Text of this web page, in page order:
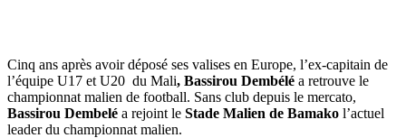
Cinq ans après avoir déposé ses valises en Europe, l’ex-capitain de
l’équipe U17 et U20 du Mali, Bassirou Dembélé a retrouve le
championnat malien de football. Sans club depuis le mercato,
Bassirou Dembelé a rejoint le Stade Malien de Bamako l’actuel
leader du championnat malien.